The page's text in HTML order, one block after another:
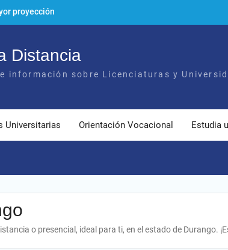
proyección
Distancia
información sobre Licenciaturas y
Universitarias Orientación Vocacional Estudia
o presencial, ideal para ti, en el estado de Durango.